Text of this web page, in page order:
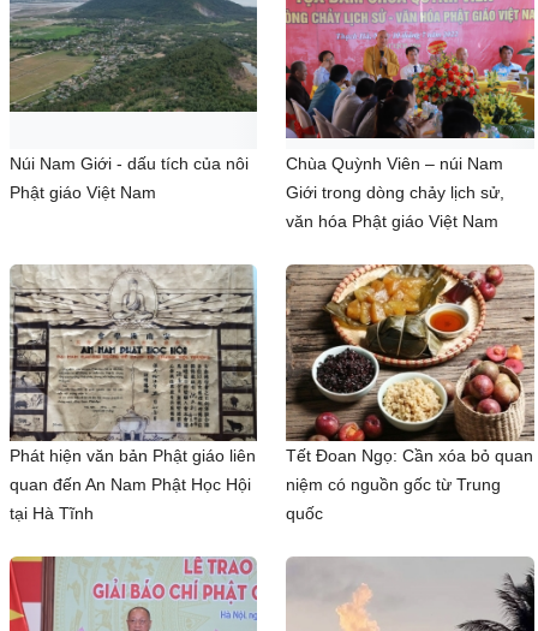
Núi Nam Giới - dấu tích của nôi
Phật giáo Việt Nam
Chùa Quỳnh Viên – núi Nam
Giới trong dòng chảy lịch sử,
văn hóa Phật giáo Việt Nam
Phát hiện văn bản Phật giáo liên
quan đến An Nam Phật Học Hội
tại Hà Tĩnh
Tết Đoan Ngọ: Cần xóa bỏ quan
niệm có nguồn gốc từ Trung
quốc